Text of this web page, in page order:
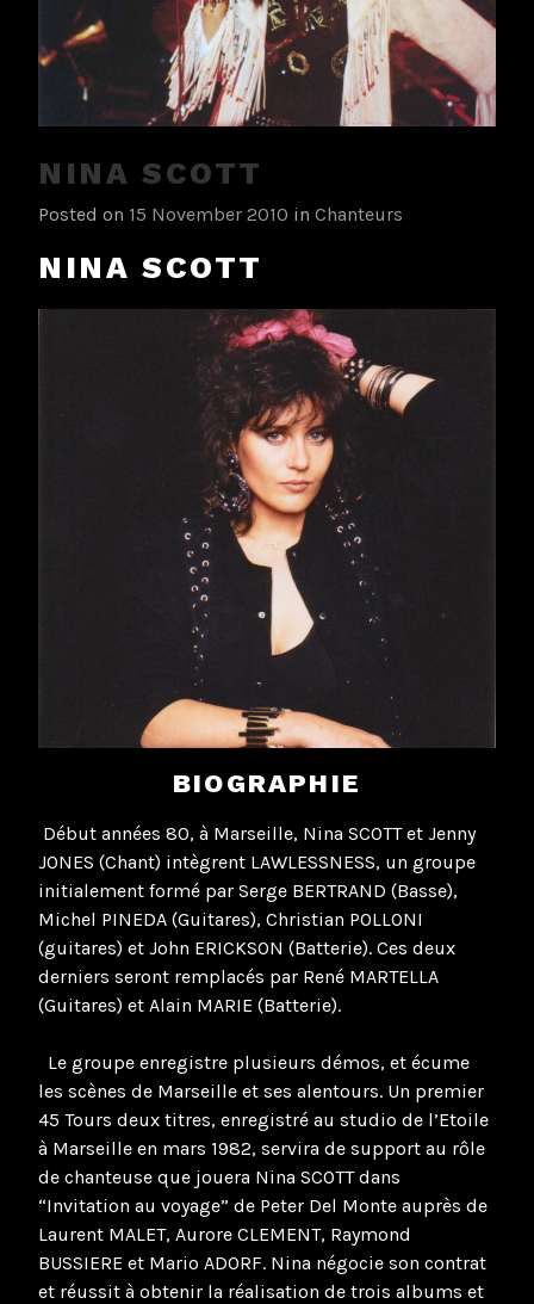
NINA SCOTT
Posted on 15 November 2010 in Chanteurs
NINA SCOTT
BIOGRAPHIE
Début années 80, à Marseille, Nina SCOTT et Jenny
JONES (Chant) intègrent LAWLESSNESS, un groupe
initialement formé par Serge BERTRAND (Basse),
Michel PINEDA (Guitares), Christian POLLONI
(guitares) et John ERICKSON (Batterie). Ces deux
derniers seront remplacés par René MARTELLA
(Guitares) et Alain MARIE (Batterie).
Le groupe enregistre plusieurs démos, et écume
les scènes de Marseille et ses alentours. Un premier
45 Tours deux titres, enregistré au studio de l’Etoile
à Marseille en mars 1982, servira de support au rôle
de chanteuse que jouera Nina SCOTT dans
“Invitation au voyage” de Peter Del Monte auprès de
Laurent MALET, Aurore CLEMENT, Raymond
BUSSIERE et Mario ADORF. Nina négocie son contrat
et réussit à obtenir la réalisation de trois albums et